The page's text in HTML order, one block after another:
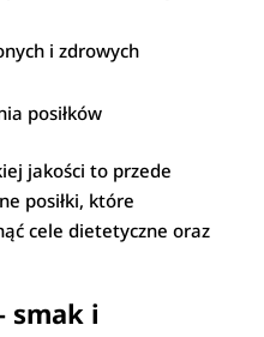
i zdrowych
posiłków
jakości to przede
posiłki, które
cele dietetyczne oraz
smak i